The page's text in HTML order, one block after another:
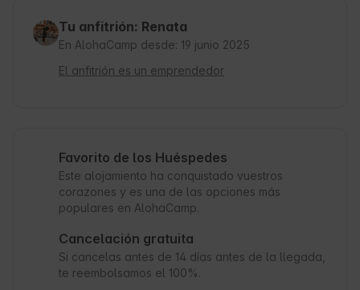
Tu anfitrión: Renata
En AlohaCamp desde: 19 junio 2025
El anfitrión es un emprendedor
Favorito de los Huéspedes
Este alojamiento ha conquistado vuestros
corazones y es una de las opciones más
populares en AlohaCamp.
Cancelación gratuita
Si cancelas antes de 14 días antes de la llegada,
te reembolsamos el 100%.